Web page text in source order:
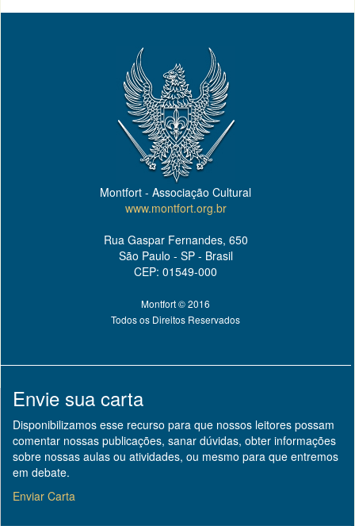
Montfort - Associação Cultural
www.montfort.org.br
Rua Gaspar Fernandes, 650
São Paulo - SP - Brasil
CEP: 01549-000
Montfort © 2016
Todos os Direitos Reservados
Envie sua carta
Disponibilizamos esse recurso para que nossos leitores possam
comentar nossas publicações, sanar dúvidas, obter informações
sobre nossas aulas ou atividades, ou mesmo para que entremos
em debate.
Enviar Carta